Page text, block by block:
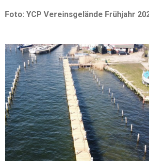
Foto: YCP Vereinsgelände Frühjahr